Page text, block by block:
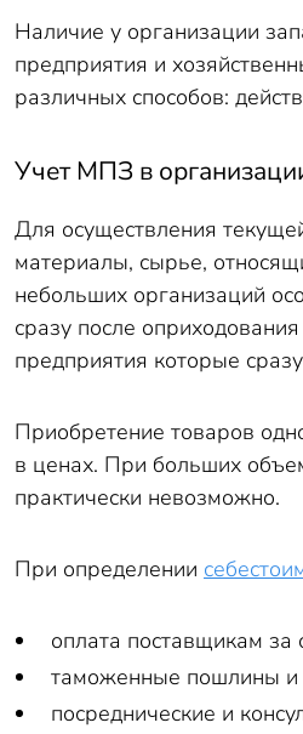
Наличие у организации
предприятия и
различных способов:
Учет МПЗ в
Для осуществления
материалы, сырье,
небольших организаций
сразу после
предприятия которые
Приобретение товаров
в ценах. При больших
практически невозможно.
При определении
оплата поставщикам
таможенные пошлины и
посреднические и